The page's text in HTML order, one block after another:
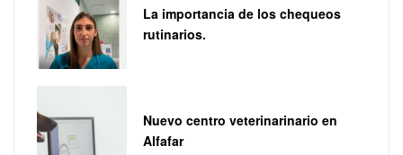
La importancia de los chequeos
rutinarios.
Nuevo centro veterinarinario en
Alfafar